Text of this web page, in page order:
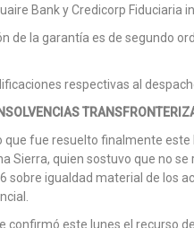
Bank y Credicorp Fiduciaria
de la garantía es de segundo
respectivas al
que fue resuelto finalmente
Sierra, quien sostuvo que no
sobre igualdad material de los
confirmó este lunes el recurso